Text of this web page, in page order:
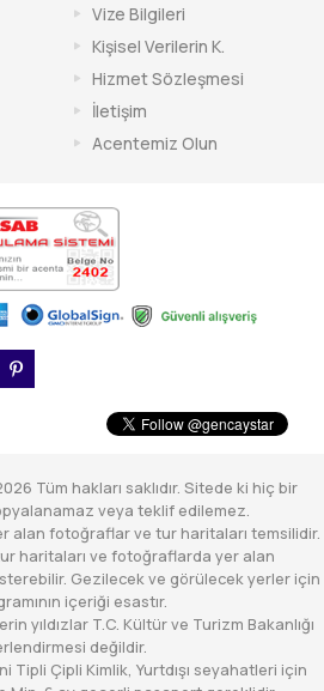
Vize Bilgileri
Kişisel Verilerin K.
Hizmet Sözleşmesi
İletişim
Acentemiz Olun
Tüm hakları saklıdır. Sitede ki hiç bir
veya teklif edilemez.
alan fotoğraflar ve tur haritaları temsilidir.
haritaları ve fotoğraflarda yer alan
Gezilecek ve görülecek yerler için
içeriği esastır.
yıldızlar T.C. Kültür ve Turizm Bakanlığı
değildir.
Tipli Çipli Kimlik, Yurtdışı seyahatleri için